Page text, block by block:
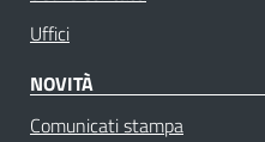
Uffici
NOVITÀ
Comunicati stampa